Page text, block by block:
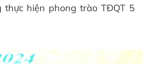
hiện phong trào TĐQT 5